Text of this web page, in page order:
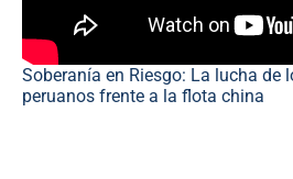
Soberanía en Riesgo: La lucha de
peruanos frente a la flota china